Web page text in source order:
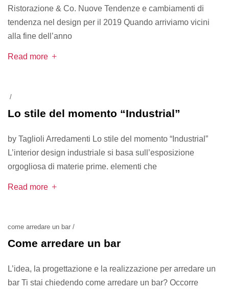
Ristorazione & Co. Nuove Tendenze e cambiamenti di
tendenza nel design per il 2019 Quando arriviamo vicini
alla fine dell’anno
Read more
/
Lo stile del momento “Industrial”
by Taglioli Arredamenti Lo stile del momento “Industrial”
L’interior design industriale si basa sull’esposizione
orgogliosa di materie prime. elementi che
Read more
come arredare un bar /
Come arredare un bar
L’idea, la progettazione e la realizzazione per arredare un
bar Ti stai chiedendo come arredare un bar? Occorre